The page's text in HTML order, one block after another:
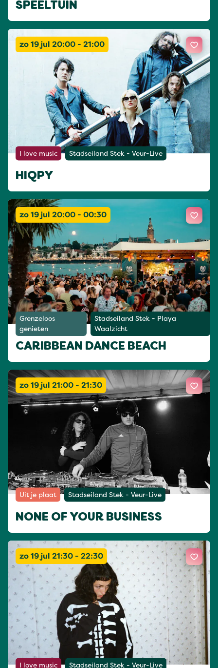
SPEELTUIN
zo 19 jul 20:00 - 21:00
I love music Stadseiland Stek - Veur-Live
HIQPY
zo 19 jul 20:00 - 00:30
Grenzeloos
genieten
Stadseiland Stek - Playa
Waalzicht
CARIBBEAN DANCE BEACH
zo 19 jul 21:00 - 21:30
Uit je plaat Stadseiland Stek - Veur-Live
NONE OF YOUR BUSINESS
zo 19 jul 21:30 - 22:30
I love music Stadseiland Stek - Veur-Live